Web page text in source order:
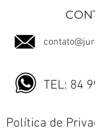
TEL: 84
Política de